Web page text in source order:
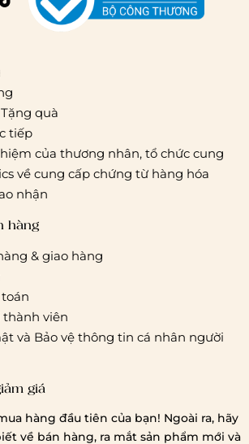
(hoả tốc)
theo bảng giá cước của ĐVVC
và 1 số đối tác vận chuyển
thành khác:
Áp dụng theo bảng giá
Giaohangtietkiem... và 1 số đối
thành khá
chính sách vận chuyển
1 triệu đồng
quà
tiếp
của thương nhân, tổ chức cung
về cung cấp chứng từ hàng hóa
nhận
hàng
& giao hàng
thành viên
và Bảo vệ thông tin cá nhân người
giá
hàng đầu tiên của bạn! Ngoài ra, hãy
về bán hàng, ra mắt sản phẩm mới và